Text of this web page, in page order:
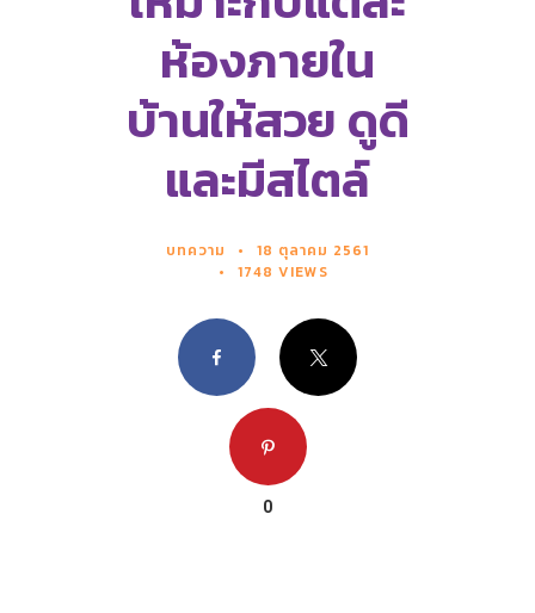
ห้องภายใน
บ้านให้สวย ดูดี
และมีสไตล์
18 ตุลาคม 2561
บทความ
1748 VIEWS
Facebook X
Pinterest
0